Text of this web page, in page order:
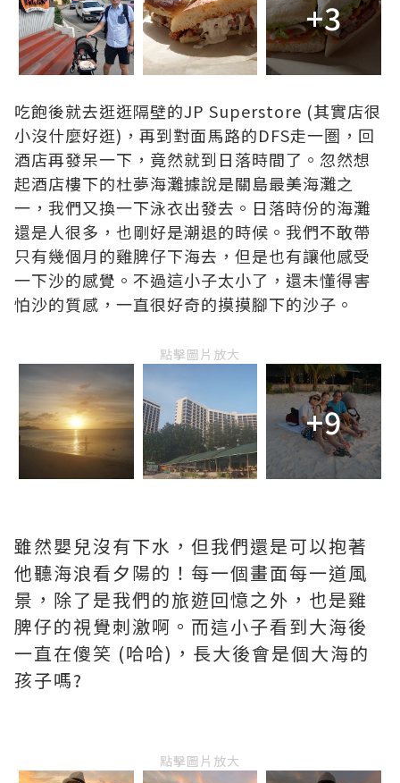
+3
吃飽後就去逛逛隔壁的JP Superstore (其實店很
小沒什麼好逛)，再到對面馬路的DFS走一圏，回
酒店再發呆一下，竟然就到日落時間了。忽然想
起酒店樓下的杜夢海灘據說是關島最美海灘之
一，我們又換一下泳衣出發去。日落時份的海灘
還是人很多，也剛好是潮退的時候。我們不敢帶
只有幾個月的雞脾仔下海去，但是也有讓他感受
一下沙的感覺。不過這小子太小了，還未懂得害
怕沙的質感，一直很好奇的摸摸腳下的沙子。
點擊圖片放大
+9
雖然嬰兒沒有下水，但我們還是可以抱著
他聽海浪看夕陽的！每一個畫面每一道風
景，除了是我們的旅遊回憶之外，也是雞
脾仔的視覺刺激啊。而這小子看到大海後
一直在傻笑 (哈哈)，長大後會是個大海的
孩子嗎?
點擊圖片放大